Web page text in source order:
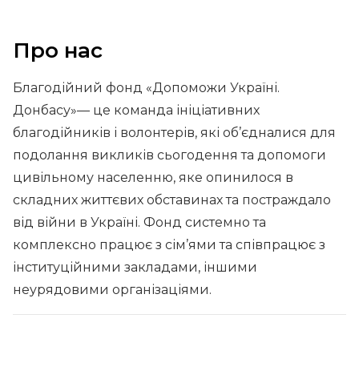
Про нас
Благодійний фонд «Допоможи Україні.
Донбасу»— це команда ініціативних
благодійників і волонтерів, які об’єдналися для
подолання викликів сьогодення та допомоги
цивільному населенню, яке опинилося в
складних життєвих обставинах та постраждало
від війни в Україні. Фонд системно та
комплексно працює з сім’ями та співпрацює з
інституційними закладами, іншими
неурядовими організаціями.